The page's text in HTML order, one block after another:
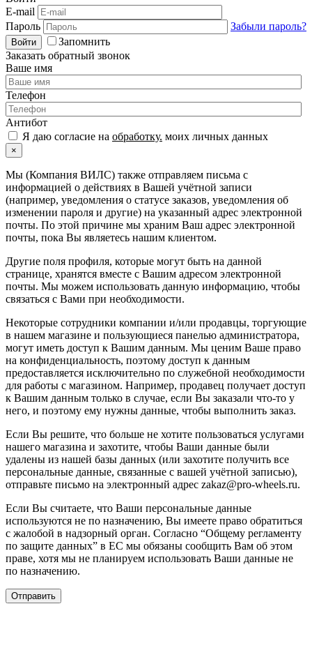
E-mail
Пароль
Забыли пароль?
Войти
Запомнить
Заказать обратный звонок
Ваше имя
Телефон
Антибот
Я даю согласие на обработку. моих личных данных
×
Мы (Компания ВИЛС) также отправляем письма с
информацией о действиях в Вашей учётной записи
(например, уведомления о статусе заказов, уведомления об
изменении пароля и другие) на указанный адрес электронной
почты. По этой причине мы храним Ваш адрес электронной
почты, пока Вы являетесь нашим клиентом.
Другие поля профиля, которые могут быть на данной
странице, хранятся вместе с Вашим адресом электронной
почты. Мы можем использовать данную информацию, чтобы
связаться с Вами при необходимости.
Некоторые сотрудники компании и/или продавцы, торгующие
в нашем магазине и пользующиеся панелью администратора,
могут иметь доступ к Вашим данным. Мы ценим Ваше право
на конфиденциальность, поэтому доступ к данным
предоставляется исключительно по служебной необходимости
для работы с магазином. Например, продавец получает доступ
к Вашим данным только в случае, если Вы заказали что-то у
него, и поэтому ему нужны данные, чтобы выполнить заказ.
Если Вы решите, что больше не хотите пользоваться услугами
нашего магазина и захотите, чтобы Ваши данные были
удалены из нашей базы данных (или захотите получить все
персональные данные, связанные с вашей учётной записью),
отправьте письмо на электронный адрес zakaz@pro-wheels.ru.
Если Вы считаете, что Ваши персональные данные
используются не по назначению, Вы имеете право обратиться
с жалобой в надзорный орган. Согласно “Общему регламенту
по защите данных” в ЕС мы обязаны сообщить Вам об этом
праве, хотя мы не планируем использовать Ваши данные не
по назначению.
Отправить